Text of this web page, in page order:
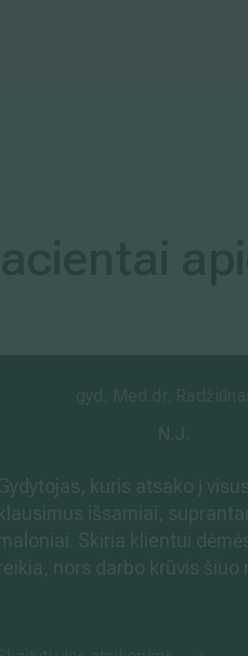
N.J.
kuris atsako į
klausimus išsamiai,
Skiria klientui
nors darbo krūvis šiuo